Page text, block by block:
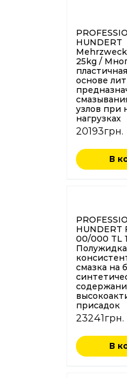
HUNDERT
25kg /
основе
узлов при
нагрузках
20193грн.
В
00/000 TL
смазка на
присадок
23241грн.
В